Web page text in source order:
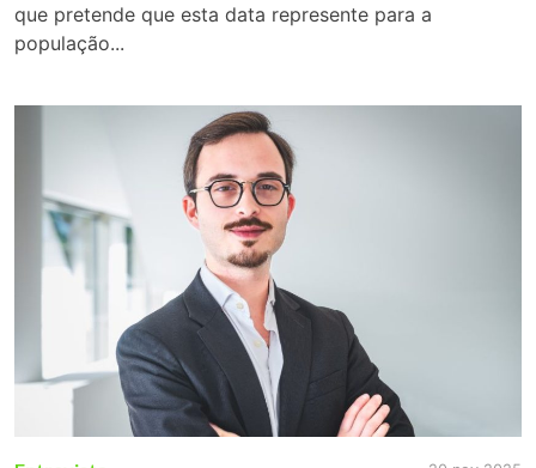
que pretende que esta data represente para a
população...